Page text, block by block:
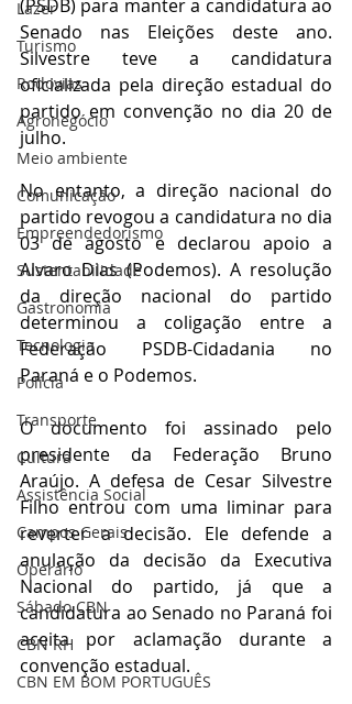
Lazer
Turismo
Rodovias
Agronegócio
Meio ambiente
Comunicação
Empreendedorismo
Sustentabilidade
Gastronomia
Tecnologia
Polícia
Transporte
Cultura
Assistência Social
Campos Gerais
Operário
Sábado CBN
CBN RH
CBN EM BOM PORTUGUÊS
(PSDB) para manter a candidatura ao
Senado nas Eleições deste ano.
Silvestre teve a candidatura
oficializada pela direção estadual do
partido em convenção no dia 20 de
julho.
No entanto, a direção nacional do
partido revogou a candidatura no dia
03 de agosto e declarou apoio a
Alvaro Dias (Podemos). A resolução
da direção nacional do partido
determinou a coligação entre a
Federação PSDB-Cidadania no
Paraná e o Podemos.
O documento foi assinado pelo
presidente da Federação Bruno
Araújo. A defesa de Cesar Silvestre
Filho entrou com uma liminar para
reverter a decisão. Ele defende a
anulação da decisão da Executiva
Nacional do partido, já que a
candidatura ao Senado no Paraná foi
aceita por aclamação durante a
convenção estadual.